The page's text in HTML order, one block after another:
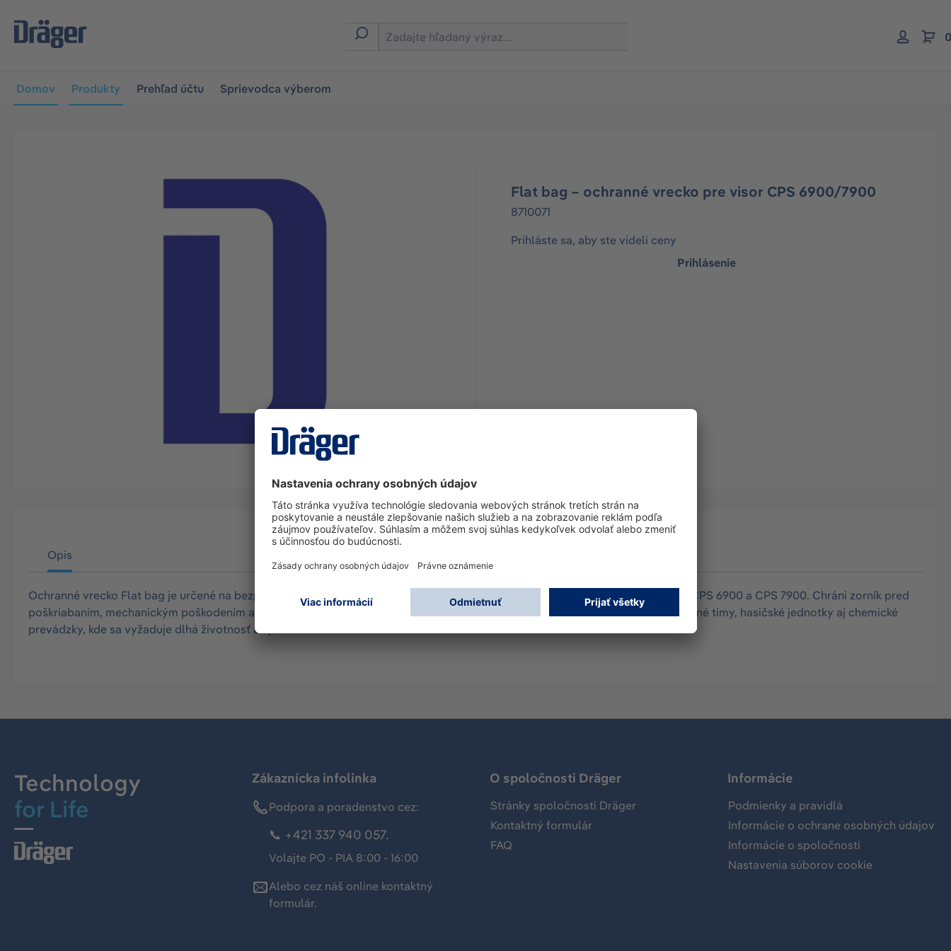
na hlavnú navigáciu
Domov Produkty Prehľad účtu Sprievodca výberom
Flat bag – ochranné vrecko pre visor CPS 6900/7900
8710071
Prihláste sa, aby ste videli ceny
Prihlásenie
Opis
Ochranné vrecko Flat bag je určené na bezpečné uloženie a ochranu zorníka (visoru) chemických ochranných oblekov Dräger CPS 6900 a CPS 7900. Chráni zorník pred
poškriabaním, mechanickým poškodením a nečistotami počas skladovania alebo transportu. Praktické príslušenstvo pre servisné tímy, hasičské jednotky aj chemické
prevádzky, kde sa vyžaduje dlhá životnosť a spoľahlivá funkčnosť obleku.
Technology
for Life
Zákaznícka infolinka
Podpora a poradenstvo cez:
📞 +421 337 940 057.
Volajte PO - PIA 8:00 - 16:00
Alebo cez náš online kontaktný
formulár.
O spoločnosti Dräger
Stránky spoločnosti Dräger
Kontaktný formulár
FAQ
Informácie
Podmienky a pravidlá
Informácie o ochrane osobných údajov
Informácie o spoločnosti
Nastavenia súborov cookie